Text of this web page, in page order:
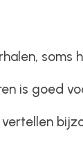
soms
is goed